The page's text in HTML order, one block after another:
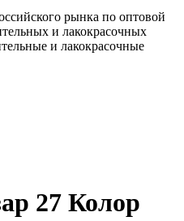
рынка по оптовой
и лакокрасочных
и лакокрасочные
27 Колор